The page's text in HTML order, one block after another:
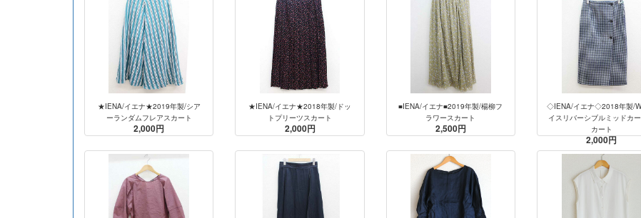
★IENA/イエナ★2019年製/シア
ーランダムフレアスカート
2,000円
★IENA/イエナ★2018年製/ドッ
トプリーツスカート
2,000円
■IENA/イエナ■2019年製/楊柳フ
ラワースカート
2,500円
◇IENA/イエナ◇2018年製/
イスリバーシブルミッドカ
カート
2,000円